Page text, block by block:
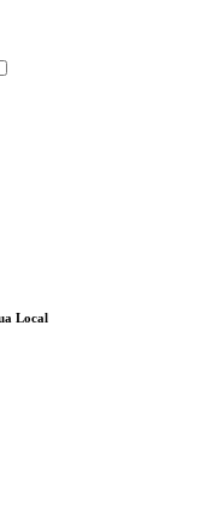
Local